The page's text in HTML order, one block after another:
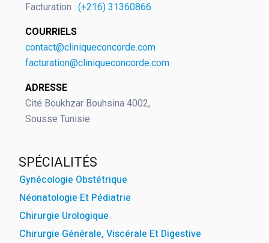
Facturation : (+216) 31360866
COURRIELS
contact@cliniqueconcorde.com
facturation@cliniqueconcorde.com
ADRESSE
Cité Boukhzar Bouhsina 4002,
Sousse Tunisie
SPÉCIALITÉS
Gynécologie Obstétrique
Néonatologie Et Pédiatrie
Chirurgie Urologique
Chirurgie Générale, Viscérale Et Digestive